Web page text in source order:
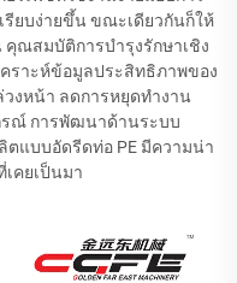
รียบง่ายขึ้น ขณะเดียวกันก็ให้
คุณสมบัติการบำรุงรักษาเชิง
คราะห์ข้อมูลประสิทธิภาพของ
งหน้า ลดการหยุดทำงาน
รณ์ การพัฒนาด้านระบบ
ตแบบอัดรีดท่อ PE มีความน่า
คยเป็นมา